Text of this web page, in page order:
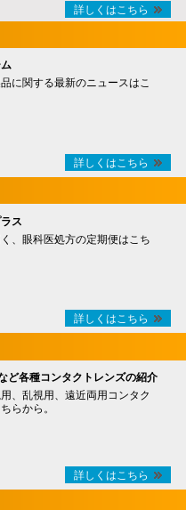
詳しくはこちら
に関する最新のニュースはこ
詳しくはこちら
ス
、眼科医処方の定期便はこち
詳しくはこちら
ど各種コンタクトレンズの紹介
、乱視用、遠近両用コンタク
らから。
詳しくはこちら